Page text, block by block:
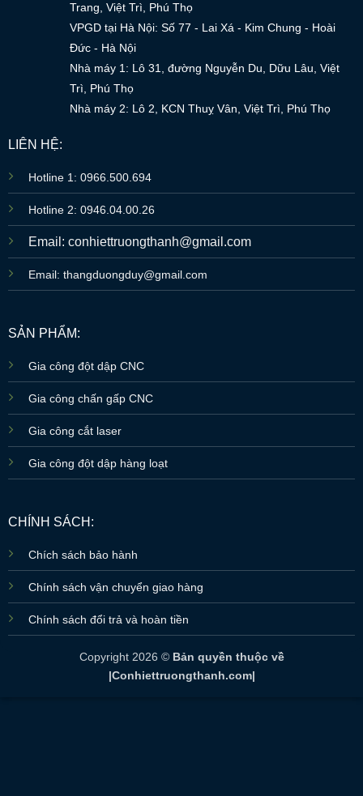
Trang, Việt Trì, Phú Thọ
VPGD tại Hà Nội: Số 77 - Lai Xá - Kim Chung - Hoài
Đức - Hà Nội
Nhà máy 1: Lô 31, đường Nguyễn Du, Dữu Lâu, Việt
Trì, Phú Thọ
Nhà máy 2: Lô 2, KCN Thuỵ Vân, Việt Trì, Phú Thọ
LIÊN HỆ:
Hotline 1: 0966.500.694
Hotline 2: 0946.04.00.26
Email: conhiettruongthanh@gmail.com
Email: thangduongduy@gmail.com
SẢN PHẨM:
Gia công đột dập CNC
Gia công chấn gấp CNC
Gia công cắt laser
Gia công đột dập hàng loạt
CHÍNH SÁCH:
Chích sách bảo hành
Chính sách vận chuyển giao hàng
Chính sách đổi trả và hoàn tiền
Copyright 2026 © Bản quyền thuộc về
|Conhiettruongthanh.com|